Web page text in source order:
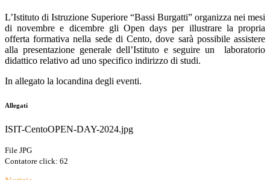
L’Istituto di Istruzione Superiore “Bassi Burgatti” organizza nei mesi
di novembre e dicembre gli Open days per illustrare la propria
offerta formativa nella sede di Cento, dove sarà possibile assistere
alla presentazione generale dell’Istituto e seguire un laboratorio
didattico relativo ad uno specifico indirizzo di studi.
In allegato la locandina degli eventi.
Allegati
ISIT-CentoOPEN-DAY-2024.jpg
File JPG
Contatore click: 62